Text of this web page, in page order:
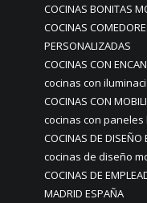
COCINAS BONITAS
COCINAS
PERSONALIZADAS
COCINAS CON
cocinas con
COCINAS CON
cocinas con paneles
COCINAS DE DISEÑO
cocinas de diseño
COCINAS DE
MADRID ESPAÑA